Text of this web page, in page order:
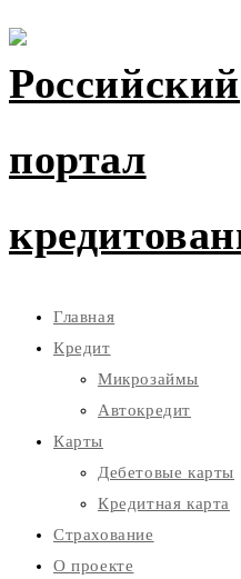
Главная
Кредит
Микрозаймы
Автокредит
Карты
Дебетовые карты
Кредитная карта
Страхование
О проекте